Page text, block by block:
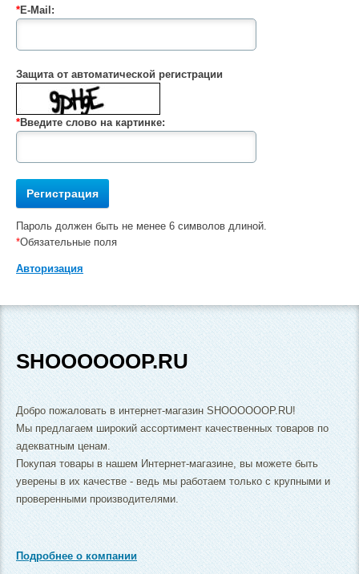
*E-Mail:
Защита от автоматической регистрации
*Введите слово на картинке:
Пароль должен быть не менее 6 символов длиной.
*Обязательные поля
Авторизация
SHOOOOOOP.RU
Добро пожаловать в интернет-магазин SHOOOOOOP.RU!
Мы предлагаем широкий ассортимент качественных товаров по
адекватным ценам.
Покупая товары в нашем Интернет-магазине, вы можете быть
уверены в их качестве - ведь мы работаем только с крупными и
проверенными производителями.
Подробнее о компании